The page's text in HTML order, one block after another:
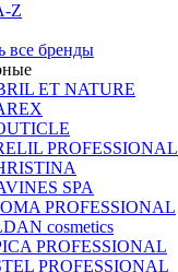
Z
все бренды
ET NATURE
PROFESSIONAL
SPA
PROFESSIONAL
cosmetics
PROFESSIONAL
PROFESSIONAL